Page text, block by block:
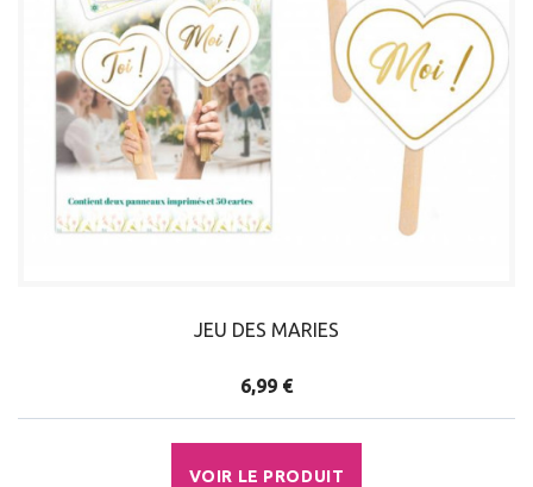
JEU DES MARIES
6,99 €
VOIR LE PRODUIT